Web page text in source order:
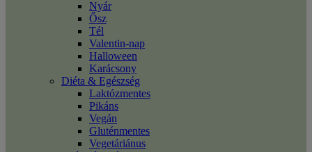
Nyár
Ősz
Tél
Valentin-nap
Halloween
Karácsony
Diéta & Egészség
Laktózmentes
Pikáns
Vegán
Gluténmentes
Vegetáriánus